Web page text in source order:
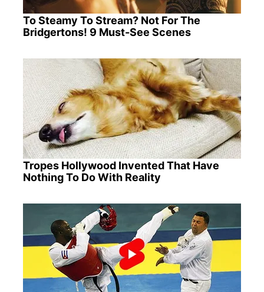
To Steamy To Stream? Not For The
Bridgertons! 9 Must-See Scenes
Tropes Hollywood Invented That Have
Nothing To Do With Reality